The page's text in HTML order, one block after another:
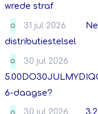
wrede straf
O 31 jul 2026
distributiestelsel
O
30 jul 2026
6-daagse?
O 30 jul 2026